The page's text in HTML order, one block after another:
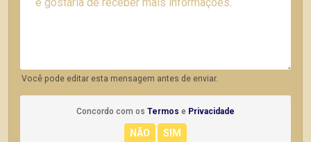
Você pode editar esta mensagem antes de enviar.
Concordo com os Termos e Privacidade